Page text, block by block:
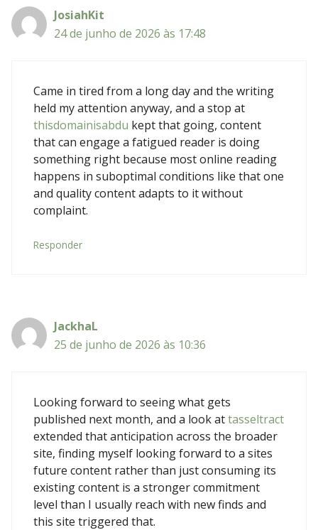
JosiahKit
24 de junho de 2026 às 17:48
Came in tired from a long day and the writing
held my attention anyway, and a stop at
thisdomainisabdu kept that going, content
that can engage a fatigued reader is doing
something right because most online reading
happens in suboptimal conditions like that one
and quality content adapts to it without
complaint.
Responder
JackhaL
25 de junho de 2026 às 10:36
Looking forward to seeing what gets
published next month, and a look attasseltract
extended that anticipation across the broader
site, finding myself looking forward to a sites
future content rather than just consuming its
existing content is a stronger commitment
level than I usually reach with new finds and
this site triggered that.